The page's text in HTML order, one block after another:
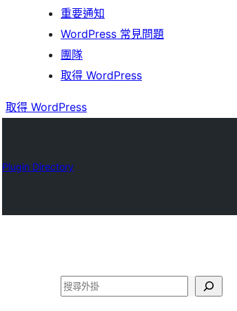
重要通知
WordPress 常見問題
團隊
取得 WordPress
取得 WordPress
Plugin Directory
搜